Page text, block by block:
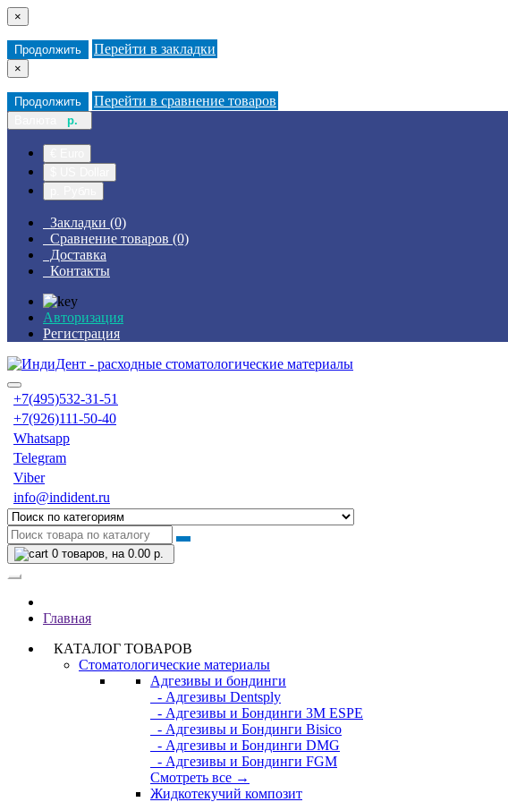
×
Продолжить Перейти в закладки
×
Продолжить Перейти в сравнение товаров
р.
Закладки (0)
Сравнение товаров (0)
Доставка
Контакты
Авторизация
Регистрация
+7(495)532-31-51
+7(926)111-50-40
Whatsapp
Telegram
Viber
info@indident.ru
0 товаров, на 0.00 р.
Главная
КАТАЛОГ ТОВАРОВ
Стоматологические материалы
Адгезивы и бондинги
- Адгезивы Dentsply
- Адгезивы и Бондинги 3M ESPE
- Адгезивы и Бондинги Bisico
- Адгезивы и Бондинги DMG
- Адгезивы и Бондинги FGM
Смотреть все →
Жидкотекучий композит